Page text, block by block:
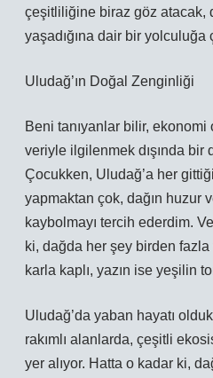
çeşitliliğine biraz göz atacak,
yaşadığına dair bir yolculuğa
Uludağ’ın Doğal Zenginliği
Beni tanıyanlar bilir,
veriyle ilgilenmek dışında bir
Çocukken, Uludağ’a her
yapmaktan çok, dağın huzur
kaybolmayı tercih ederdim.
ki, dağda her şey birden fazla
karla kaplı, yazın ise yeşilin
Uludağ’da yaban hayatı
rakımlı alanlarda, çeşitli
yer alıyor. Hatta o kadar ki,